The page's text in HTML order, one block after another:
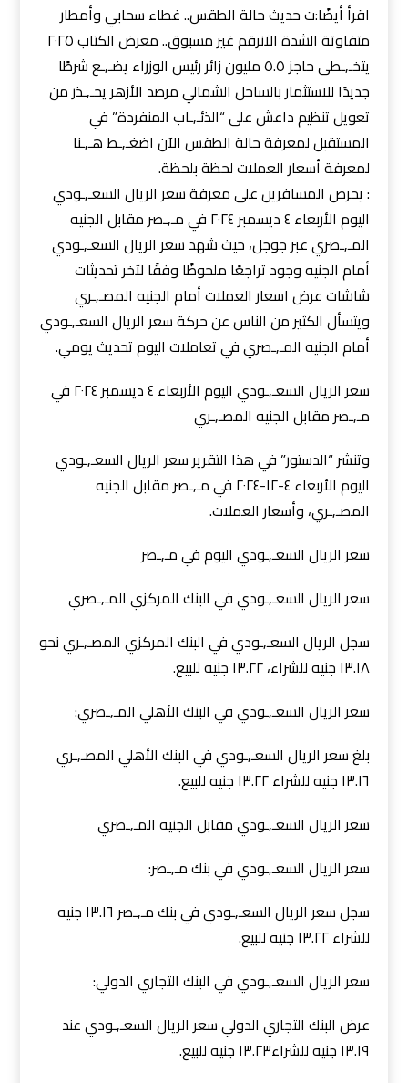
اقرأ أيضًا:ت حديث حالة الطقس.. غطاء سحابي وأمطار
متفاوتة الشدة الآنرقم غير مسبوق.. معرض الكتاب ٢٠٢٥
يتخـ,ـطى حاجز ٥.٥ مليون زائر رئيس الوزراء يضـ,ـع شرطًا
جديدًا للاستثمار بالساحل الشمالي مرصد الأزهر يحـ,ـذر من
تعويل تنظيم داعش على “الذئـ,ـاب المنفردة” في
المستقبل لمعرفة حالة الطقس الآن اضغـ,ـط هـ,ـنا
لمعرفة أسعار العملات لحظة بلحظة.
: يحرص المسافرين على معرفة سعر الريال السعـ,ـودي
اليوم الأربعاء ٤ ديسمبر ٢٠٢٤ في مـ,ـصر مقابل الجنيه
المـ,ـصري عبر جوجل، حيث شهد سعر الريال السعـ,ـودي
أمام الجنيه وجود تراجعًا ملحوظًا وفقًا لآخر تحديثات
شاشات عرض اسعار العملات أمام الجنيه المصـ,ـري
ويتسأل الكثير من الناس عن حركة سعر الريال السعـ,ـودي
أمام الجنيه المـ,ـصري في تعاملات اليوم تحديث يومي.
سعر الريال السعـ,ـودي اليوم الأربعاء ٤ ديسمبر ٢٠٢٤ في
مـ,ـصر مقابل الجنيه المصـ,ـري
وتنشر “الدستور” في هذا التقرير سعر الريال السعـ,ـودي
اليوم الأربعاء ٤-١٢-٢٠٢٤ في مـ,ـصر مقابل الجنيه
المصـ,ـري، وأسعار العملات.
سعر الريال السعـ,ـودي اليوم في مـ,ـصر
سعر الريال السعـ,ـودي في البنك المركزي المـ,ـصري
سجل الريال السعـ,ـودي في البنك المركزي المصـ,ـري نحو
١٣.١٨ جنيه للشراء، ١٣.٢٢ جنيه للبيع.
سعر الريال السعـ,ـودي في البنك الأهلي المـ,ـصري:
بلغ سعر الريال السعـ,ـودي في البنك الأهلي المصـ,ـري
١٣.١٦ جنيه للشراء ١٣.٢٢ جنيه للبيع.
سعر الريال السعـ,ـودي مقابل الجنيه المـ,ـصري
سعر الريال السعـ,ـودي في بنك مـ,ـصر:
سجل سعر الريال السعـ,ـودي في بنك مـ,ـصر ١٣.١٦ جنيه
للشراء ١٣.٢٢ جنيه للبيع.
سعر الريال السعـ,ـودي في البنك التجاري الدولي:
عرض البنك التجاري الدولي سعر الريال السعـ,ـودي عند
١٣.١٩ جنيه للشراء١٣.٢٣ جنيه للبيع.